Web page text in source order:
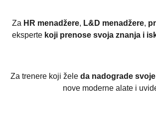
Za HR menadžere, L&D menadžere,
eksperte koji prenose svoja znanja i
Za trenere koji žele da nadograde
nove moderne alate i